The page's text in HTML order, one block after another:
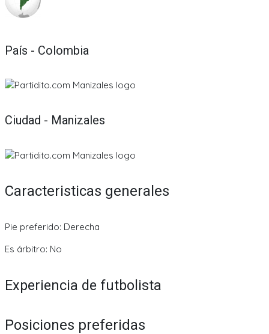
País - Colombia
Ciudad - Manizales
Caracteristicas generales
Pie preferido: Derecha
Es árbitro: No
Experiencia de futbolista
Posiciones preferidas